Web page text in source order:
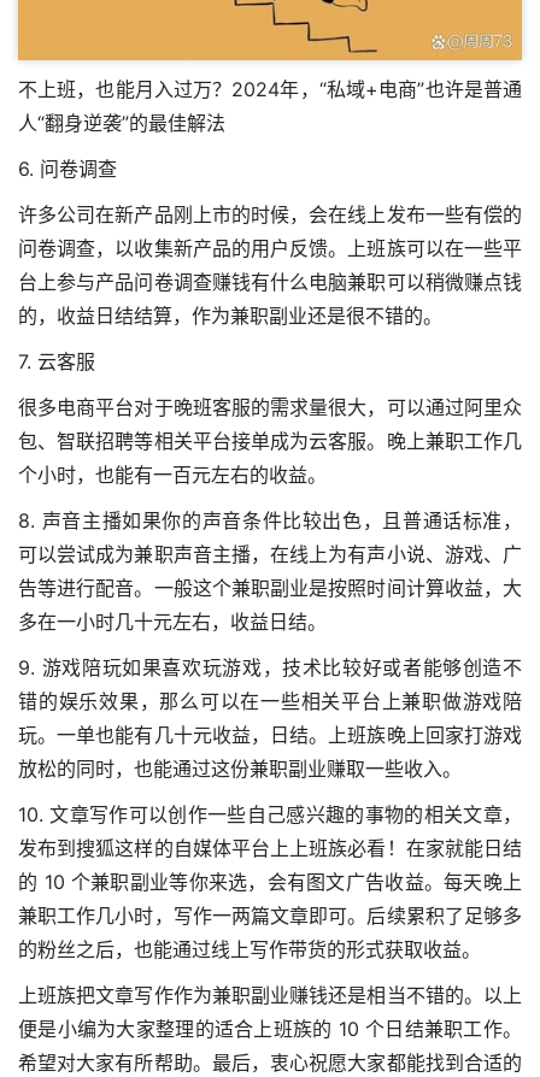
不上班，也能月入过万？2024年，“私域+电商”也许是普通
人“翻身逆袭”的最佳解法
6. 问卷调查
许多公司在新产品刚上市的时候，会在线上发布一些有偿的
问卷调查，以收集新产品的用户反馈。上班族可以在一些平
台上参与产品问卷调查赚钱有什么电脑兼职可以稍微赚点钱
的，收益日结结算，作为兼职副业还是很不错的。
7. 云客服
很多电商平台对于晚班客服的需求量很大，可以通过阿里众
包、智联招聘等相关平台接单成为云客服。晚上兼职工作几
个小时，也能有一百元左右的收益。
8. 声音主播如果你的声音条件比较出色，且普通话标准，
可以尝试成为兼职声音主播，在线上为有声小说、游戏、广
告等进行配音。一般这个兼职副业是按照时间计算收益，大
多在一小时几十元左右，收益日结。
9. 游戏陪玩如果喜欢玩游戏，技术比较好或者能够创造不
错的娱乐效果，那么可以在一些相关平台上兼职做游戏陪
玩。一单也能有几十元收益，日结。上班族晚上回家打游戏
放松的同时，也能通过这份兼职副业赚取一些收入。
10. 文章写作可以创作一些自己感兴趣的事物的相关文章，
发布到搜狐这样的自媒体平台上上班族必看！在家就能日结
的 10 个兼职副业等你来选，会有图文广告收益。每天晚上
兼职工作几小时，写作一两篇文章即可。后续累积了足够多
的粉丝之后，也能通过线上写作带货的形式获取收益。
上班族把文章写作作为兼职副业赚钱还是相当不错的。以上
便是小编为大家整理的适合上班族的 10 个日结兼职工作。
希望对大家有所帮助。最后，衷心祝愿大家都能找到合适的